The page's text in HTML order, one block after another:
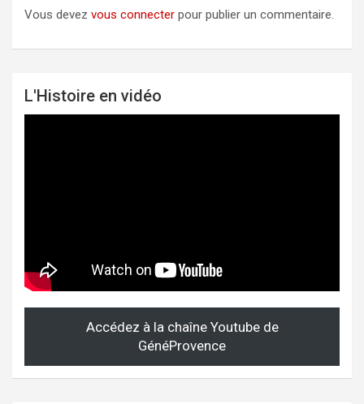
Vous devez vous connecter pour publier un commentaire.
L'Histoire en vidéo
Accédez à la chaîne Youtube de
GénéProvence